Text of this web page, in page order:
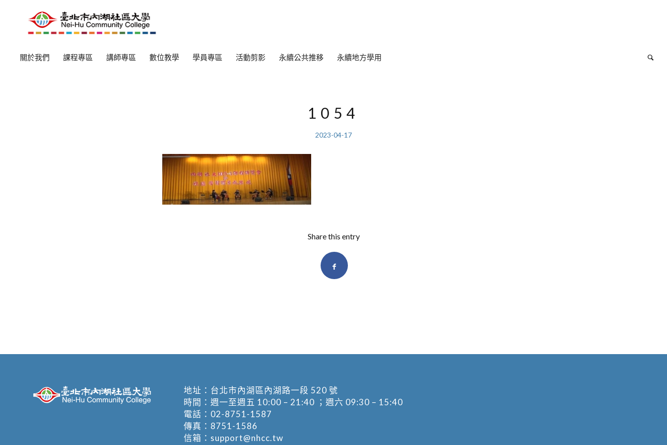
關於我們 課程專區 講師專區 數位教學 學員專區 活動剪影 永續公共推移 永續地方學用
1054
2023-04-17
Share this entry
地址： 台北市內湖區內湖路一段 520 號
時間：週一至週五 10:00 – 21:40 ；週六 09:30 – 15:40
電話： 02-8751-1587
傳真：8751-1586
信箱： support@nhcc.tw